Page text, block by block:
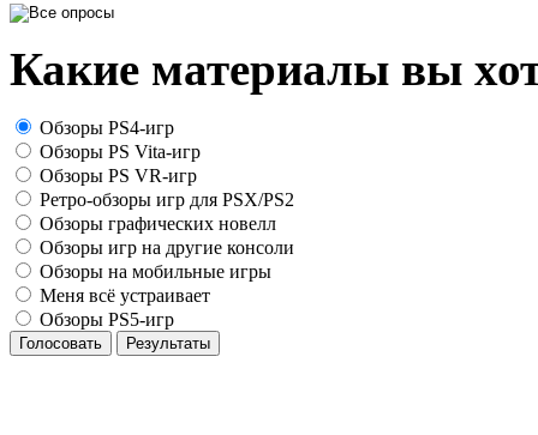
Какие материалы вы
Обзоры PS4-игр
Обзоры PS Vita-игр
Обзоры PS VR-игр
Ретро-обзоры игр для PSX/PS2
Обзоры графических новелл
Обзоры игр на другие консоли
Обзоры на мобильные игры
Меня всё устраивает
Обзоры PS5-игр
Голосовать Результаты